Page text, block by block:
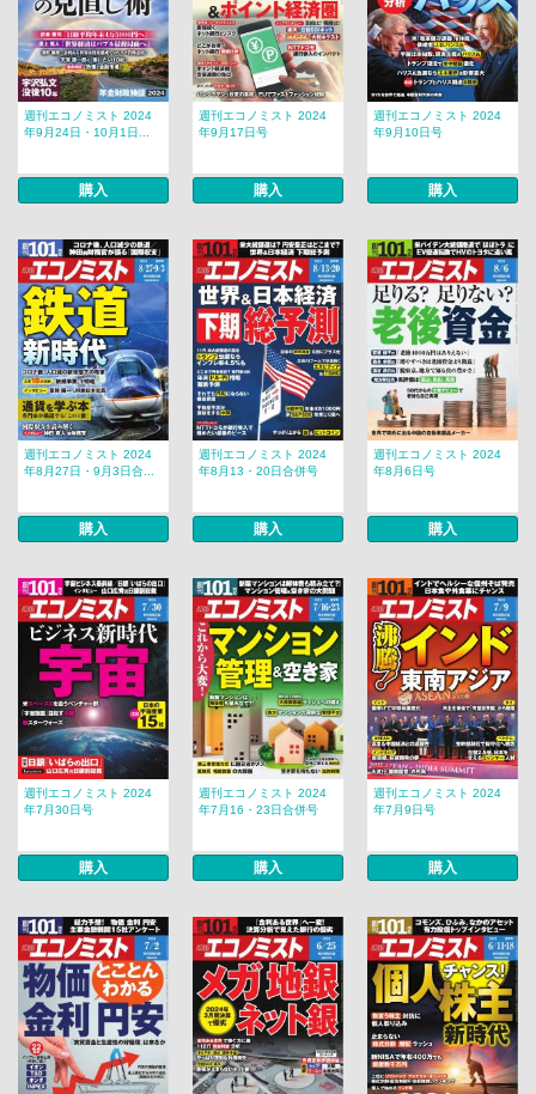
週刊エコノミスト 2024
年9月24日・10月1日...
購入
週刊エコノミスト 2024
年9月17日号
購入
週刊エコノミスト 2024
年9月10日号
購入
週刊エコノミスト 2024
年8月27日・9月3日合...
購入
週刊エコノミスト 2024
年8月13・20日合併号
購入
週刊エコノミスト 2024
年8月6日号
購入
週刊エコノミスト 2024
年7月30日号
購入
週刊エコノミスト 2024
年7月16・23日合併号
購入
週刊エコノミスト 2024
年7月9日号
購入